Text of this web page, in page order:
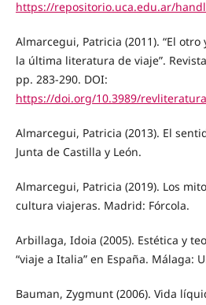
https://repositorio.uca.edu.ar/
Almarcegui, Patricia (2011). “El
la última literatura de viaje”.
pp. 283-290. DOI:
https://doi.org/10.3989/
Almarcegui, Patricia (2013). El
Junta de Castilla y León.
Almarcegui, Patricia (2019). Los
cultura viajeras. Madrid: Fórcola.
Arbillaga, Idoia (2005). Estética y
“viaje a Italia” en España. Málaga:
Bauman, Zygmunt (2006). Vida